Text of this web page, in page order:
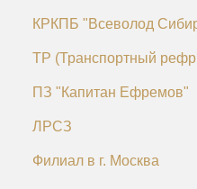
КРКПБ "Всеволод
ТР (Транспортный
ПЗ "Капитан Ефремов"
ЛРСЗ
Филиал в г. Москва